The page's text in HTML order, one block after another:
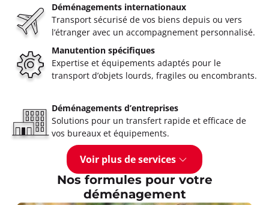
Déménagements internationaux
Transport sécurisé de vos biens depuis ou vers
l’étranger avec un accompagnement personnalisé.
Manutention spécifiques
Expertise et équipements adaptés pour le
transport d’objets lourds, fragiles ou encombrants.
Déménagements d’entreprises
Solutions pour un transfert rapide et efficace de
vos bureaux et équipements.
Voir plus de services
Nos formules pour votre
déménagement